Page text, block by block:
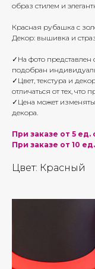
образ стилем и
Красная рубашка с
Декор: вышивка и
✓На фото
подобран
✓Цвет, текстура и
отличаться от тех, что
✓Цена может
декора.
При заказе от 5 ед.
При заказе от 10
Цвет: Красный